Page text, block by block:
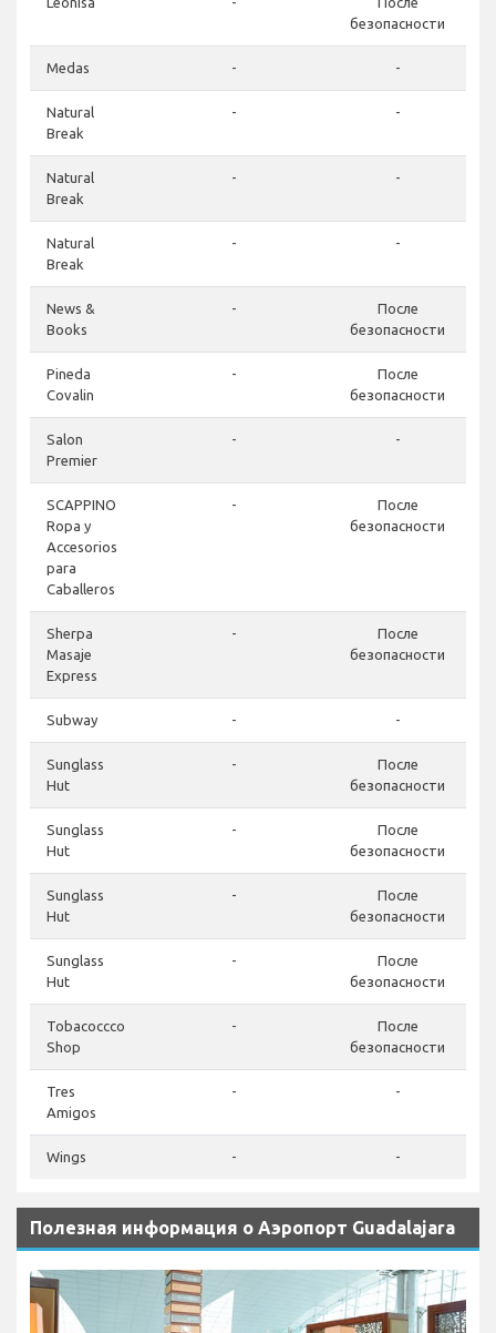
безопасности
Medas - -
Natural
Break
- -
Natural
Break
- -
Natural
Break
- -
News &
Books
-
После
безопасности
Pineda
Covalin
-
После
безопасности
Salon
Premier
- -
SCAPPINO
Ropa y
Accesorios
para
Caballeros
-
После
безопасности
Sherpa
Masaje
Express
-
После
безопасности
Subway - -
Sunglass
Hut
-
После
безопасности
Sunglass
Hut
-
После
безопасности
Sunglass
Hut
-
После
безопасности
Sunglass
Hut
-
После
безопасности
Tobacoccco
Shop
-
После
безопасности
Tres
Amigos
- -
Wings - -
Полезная информация о Аэропорт Guadalajara